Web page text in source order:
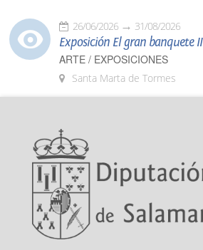
26/06/2026 31/08/2026
Exposición El gran banquete II
ARTE / EXPOSICIONES
Santa Marta de Tormes